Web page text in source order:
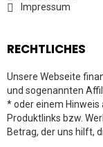
Impressum
RECHTLICHES
Unsere Webseite
und sogenannten
* oder einem
Produktlinks bzw.
Betrag, der uns hilft,